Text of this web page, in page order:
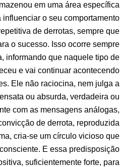
em uma área específica
o seu comportamento
de derrotas, sempre que
o sucesso. Isso ocorre sempre
informando que naquele tipo de
e vai continuar acontecendo
Ele não raciocina, nem julga a
ou absurda, verdadeira ou
com as mensagens análogas,
de derrota, reproduzida
cria-se um círculo vicioso que
E essa predisposição
suficientemente forte, para